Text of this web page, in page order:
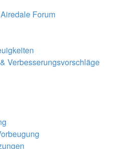
Forum
Verbesserungsvorschläge